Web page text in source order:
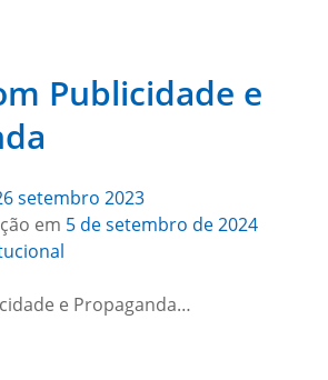
Publicidade e
setembro 2023
em 5 de setembro de 2024
e Propaganda…